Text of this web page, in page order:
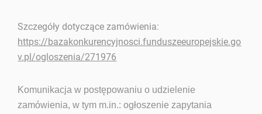
Szczegóły dotyczące zamówienia:
https://bazakonkurencyjnosci.funduszeeuropejskie.go
v.pl/ogloszenia/271976
Komunikacja w postępowaniu o udzielenie
zamówienia, w tym m.in.: ogłoszenie zapytania